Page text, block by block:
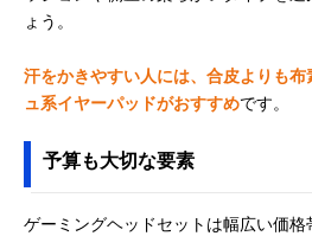
ょう。
汗をかきやすい人には、合皮よりも
ュ系イヤーパッドがおすすめです。
予算も大切な要素
ゲーミングヘッドセットは幅広い価